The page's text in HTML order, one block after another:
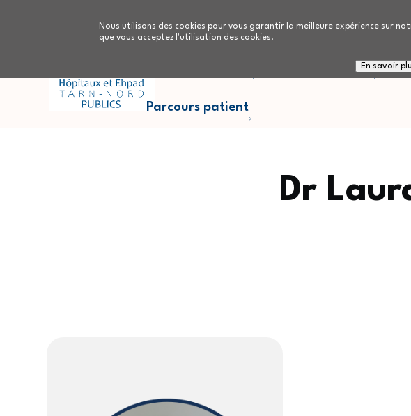
Nous utilisons des cookies pour vous garantir la meilleure expérience sur
que vous acceptez l'utilisation des cookies.
En savoir
Nous connaitre
Parcours patient
Dr